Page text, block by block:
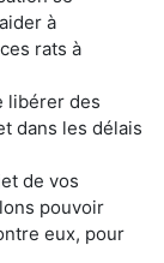
à
rats à
libérer des
dans les délais
de vos
pouvoir
eux, pour